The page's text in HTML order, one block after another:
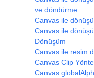
ve döndürme
Canvas ile
Canvas ile
Dönüşüm
Canvas ile resim
Canvas Clip
Canvas